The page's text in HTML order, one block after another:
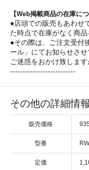
【Web掲載商品の在庫につ
●店頭での販売もあわせ
た時点で在庫がなく商
●その際は、ご注文受付
ール」にてお知らせさせ
ご迷惑をおかけ致しま
--------------------------
その他の詳細情報
販売価格
型番
定価